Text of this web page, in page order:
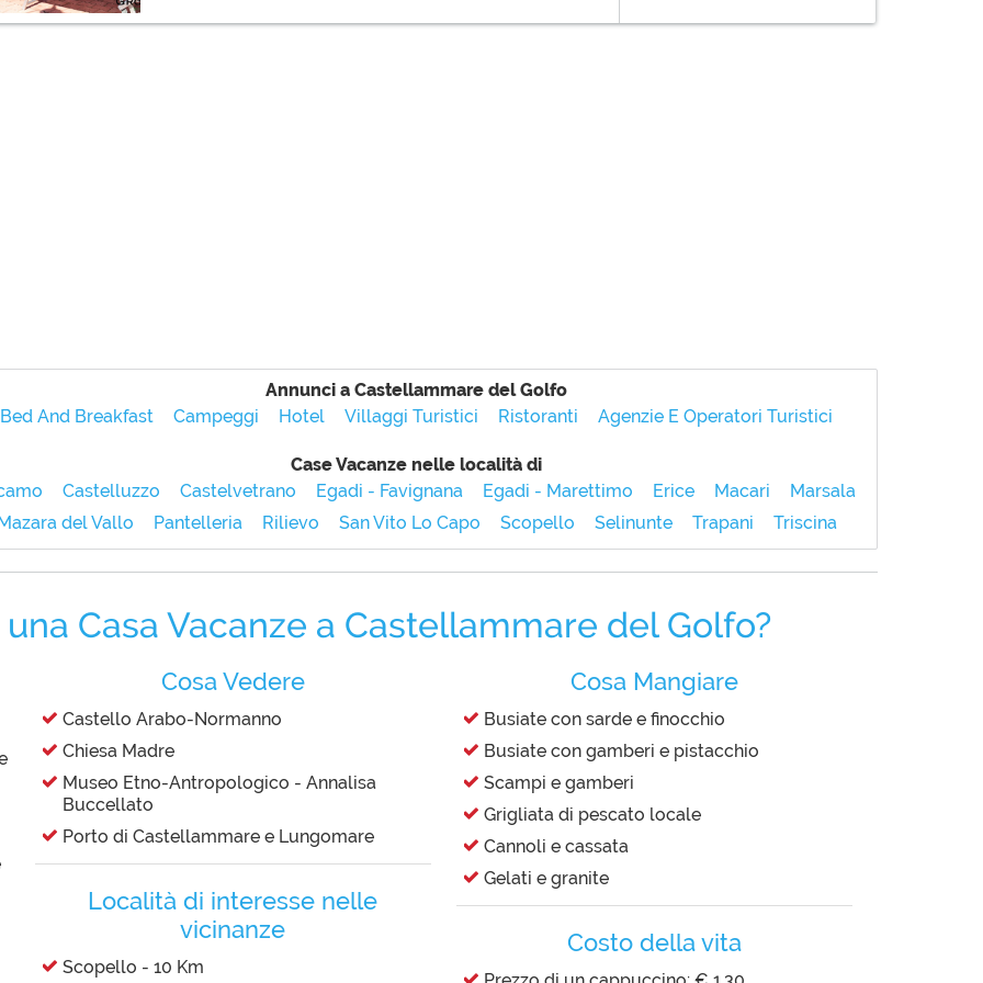
Annunci a Castellammare del Golfo
Bed And Breakfast
Campeggi Hotel Villaggi Turistici Ristoranti Agenzie E Operatori Turistici
Case Vacanze nelle località di
Castelluzzo Castelvetrano Egadi - Favignana Egadi - Marettimo Erice Macari
Marsala
del Vallo
Pantelleria Rilievo San Vito Lo Capo Scopello Selinunte Trapani Triscina
Casa Vacanze a Castellammare del Golfo?
Cosa Vedere
Castello Arabo-Normanno
Chiesa Madre
Museo Etno-Antropologico - Annalisa
Buccellato
Porto di Castellammare e Lungomare
Località di interesse nelle
vicinanze
Scopello - 10 Km
Cosa Mangiare
Busiate con sarde e finocchio
Busiate con gamberi e pistacchio
Scampi e gamberi
Grigliata di pescato locale
Cannoli e cassata
Gelati e granite
Costo della vita